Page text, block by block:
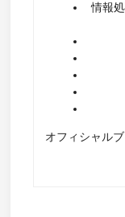
情報
オフィシャル